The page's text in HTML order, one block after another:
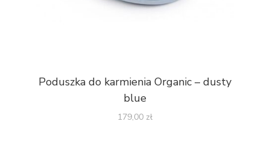
Poduszka do karmienia Organic – dusty
blue
179,00 zł